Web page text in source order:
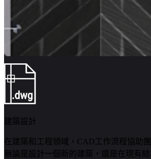
建築設計
在建築和工程領域，CAD工作流程協助
無論是設計一個新的建築，還是在現有